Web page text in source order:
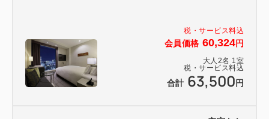
税・サービス料込
会員価格 60,324円
大人 2名 1 室
税・サービス料込
合計 63,500円